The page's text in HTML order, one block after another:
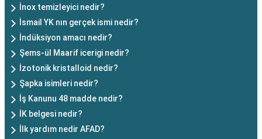
İnox temizleyici nedir?
İsmail YK nın gerçek ismi nedir?
İndüksiyon amacı nedir?
Şems-ül Maarif icerigi nedir?
İzotonik kristalloid nedir?
Şapka isimleri nedir?
İş Kanunu 48 madde nedir?
İK belgesi nedir?
İlk yardım nedir AFAD?